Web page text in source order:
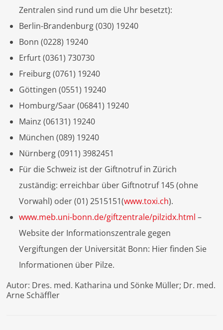
Zentralen sind rund um die Uhr besetzt):
Berlin-Brandenburg (030) 19240
Bonn (0228) 19240
Erfurt (0361) 730730
Freiburg (0761) 19240
Göttingen (0551) 19240
Homburg/Saar (06841) 19240
Mainz (06131) 19240
München (089) 19240
Nürnberg (0911) 3982451
Für die Schweiz ist der Giftnotruf in Zürich
zuständig: erreichbar über Giftnotruf 145 (ohne
Vorwahl) oder (01) 2515151(www.toxi.ch).
www.meb.uni-bonn.de/giftzentrale/pilzidx.html –
Website der Informationszentrale gegen
Vergiftungen der Universität Bonn: Hier finden Sie
Informationen über Pilze.
Autor: Dres. med. Katharina und Sönke Müller; Dr. med.
Arne Schäffler